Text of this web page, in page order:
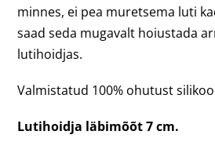
minnes, ei pea muretsema luti
saad seda mugavalt hoiustada
lutihoidjas.
Valmistatud 100% ohutust
Lutihoidja läbimõõt 7 cm.